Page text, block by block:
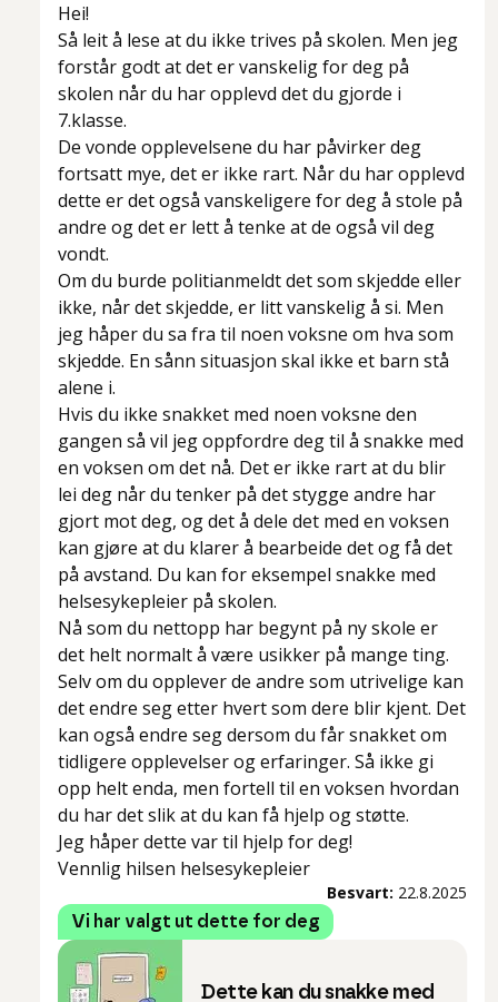
Hei!
Så leit å lese at du ikke trives på skolen. Men jeg
forstår godt at det er vanskelig for deg på
skolen når du har opplevd det du gjorde i
7.klasse.
De vonde opplevelsene du har påvirker deg
fortsatt mye, det er ikke rart. Når du har opplevd
dette er det også vanskeligere for deg å stole på
andre og det er lett å tenke at de også vil deg
vondt.
Om du burde politianmeldt det som skjedde eller
ikke, når det skjedde, er litt vanskelig å si. Men
jeg håper du sa fra til noen voksne om hva som
skjedde. En sånn situasjon skal ikke et barn stå
alene i.
Hvis du ikke snakket med noen voksne den
gangen så vil jeg oppfordre deg til å snakke med
en voksen om det nå. Det er ikke rart at du blir
lei deg når du tenker på det stygge andre har
gjort mot deg, og det å dele det med en voksen
kan gjøre at du klarer å bearbeide det og få det
på avstand. Du kan for eksempel snakke med
helsesykepleier på skolen.
Nå som du nettopp har begynt på ny skole er
det helt normalt å være usikker på mange ting.
Selv om du opplever de andre som utrivelige kan
det endre seg etter hvert som dere blir kjent. Det
kan også endre seg dersom du får snakket om
tidligere opplevelser og erfaringer. Så ikke gi
opp helt enda, men fortell til en voksen hvordan
du har det slik at du kan få hjelp og støtte.
Jeg håper dette var til hjelp for deg!
Vennlig hilsen helsesykepleier
Besvart: 22.8.2025
Vi har valgt ut dette for deg
Dette kan du snakke med